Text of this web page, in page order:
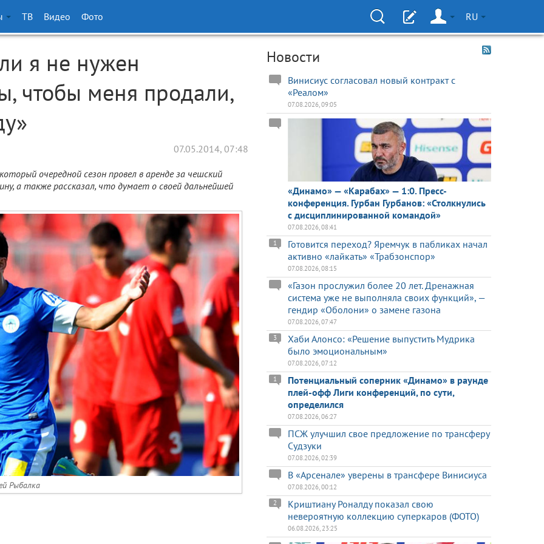
ТВ Видео Фото RU
я не нужен
чтобы меня продали,
07.05.2014, 07:48
очередной сезон провел в аренде за чешский
а также рассказал, что думает о своей дальнейшей
Рыбалка
Новости
Винисиус согласовал новый контракт с
«Реалом»
07.08.2026, 09:05
«Динамо» — «Карабах» — 1:0. Пресс-
конференция. Гурбан Гурбанов: «Столкнулись
с дисциплинированной командой»
07.08.2026, 08:41
Готовится переход? Яремчук в пабликах начал
активно «лайкать» «Трабзонспор»
1
07.08.2026, 08:15
«Газон прослужил более 20 лет. Дренажная
система уже не выполняла своих функций», —
гендир «Оболони» о замене газона
07.08.2026, 07:47
Хаби Алонсо: «Решение выпустить Мудрика
было эмоциональным»
3
07.08.2026, 07:12
Потенциальный соперник «Динамо» в раунде
плей-офф Лиги конференций, по сути,
определился
1
07.08.2026, 06:27
ПСЖ улучшил свое предложение по трансферу
Судзуки
07.08.2026, 02:39
В «Арсенале» уверены в трансфере Винисиуса
07.08.2026, 00:12
Криштиану Роналду показал свою
невероятную коллекцию суперкаров (ФОТО)
2
06.08.2026, 23:25